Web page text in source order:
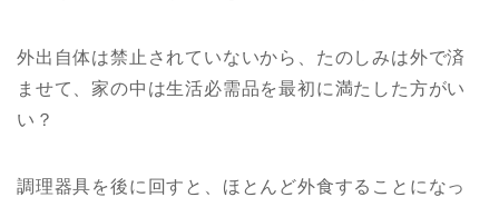
外出自体は禁止されていないから、たのしみは外で済
ませて、家の中は生活必需品を最初に満たした方がい
い？
調理器具を後に回すと、ほとんど外食することになっ